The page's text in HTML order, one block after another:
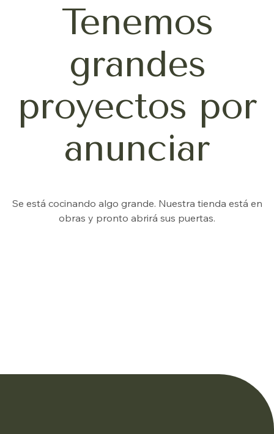
Tenemos
grandes
proyectos por
anunciar
Se está cocinando algo grande. Nuestra tienda está en
obras y pronto abrirá sus puertas.